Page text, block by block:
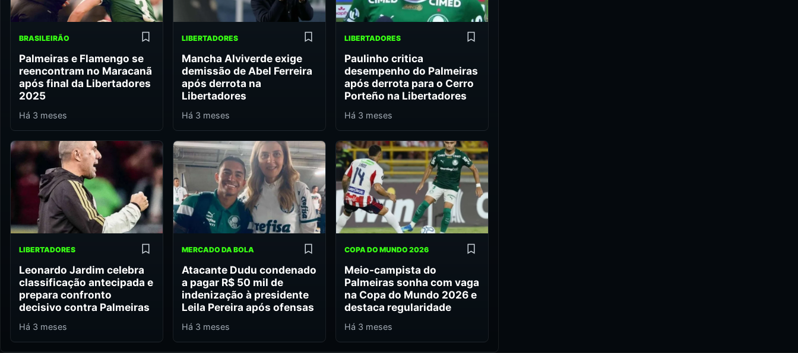
BRASILEIRÃO
Palmeiras e Flamengo se
reencontram no Maracanã
após final da Libertadores
2025
Há 3 meses
LIBERTADORES
Mancha Alviverde exige
demissão de Abel Ferreira
após derrota na
Libertadores
Há 3 meses
LIBERTADORES
Paulinho critica
desempenho do Palmeiras
após derrota para o Cerro
Porteño na Libertadores
Há 3 meses
LIBERTADORES
Leonardo Jardim celebra
classificação antecipada e
prepara confronto
decisivo contra Palmeiras
Há 3 meses
MERCADO DA BOLA
Atacante Dudu condenado
a pagar R$ 50 mil de
indenização à presidente
Leila Pereira após ofensas
Há 3 meses
COPA DO MUNDO 2026
Meio-campista do
Palmeiras sonha com vaga
na Copa do Mundo 2026 e
destaca regularidade
Há 3 meses